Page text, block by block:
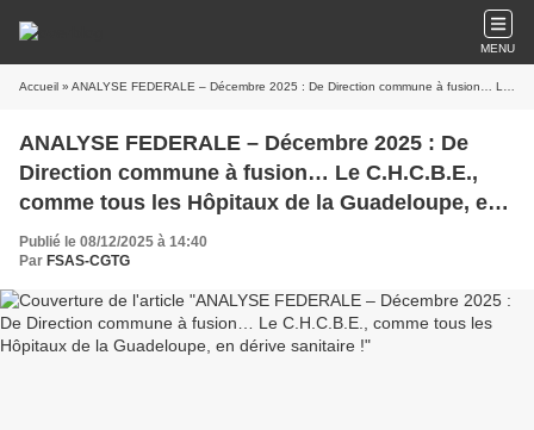
MENU
Accueil » ANALYSE FEDERALE – Décembre 2025 : De Direction commune à fusion… Le C.H.C.B.E., comme tous les Hôpitaux de la Guadeloupe, en dérive sanitaire !
ANALYSE FEDERALE – Décembre 2025 : De
Direction commune à fusion… Le C.H.C.B.E.,
comme tous les Hôpitaux de la Guadeloupe, en
dérive sanitaire !
Publié le 08/12/2025 à 14:40
Par FSAS-CGTG